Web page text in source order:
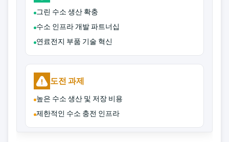
그린 수소 생산 확충
수소 인프라 개발 파트너십
연료전지 부품 기술 혁신
도전 과제
높은 수소 생산 및 저장 비용
제한적인 수소 충전 인프라